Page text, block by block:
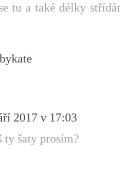
tu a také délky
2017 v 17:03
ty šaty prosím?